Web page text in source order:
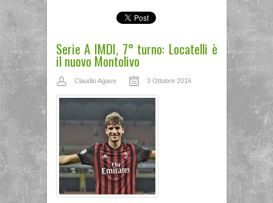
Serie A IMDI, 7° turno: Locatelli è
il nuovo Montolivo
Claudio Agave 3 Ottobre 2016